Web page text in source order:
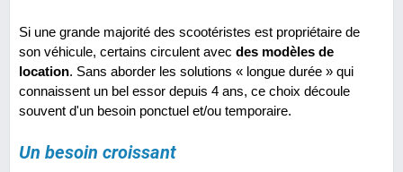
Si une grande majorité des scootéristes est propriétaire de
son véhicule, certains circulent avec des modèles de
location. Sans aborder les solutions « longue durée » qui
connaissent un bel essor depuis 4 ans, ce choix découle
souvent d'un besoin ponctuel et/ou temporaire.
Un besoin croissant